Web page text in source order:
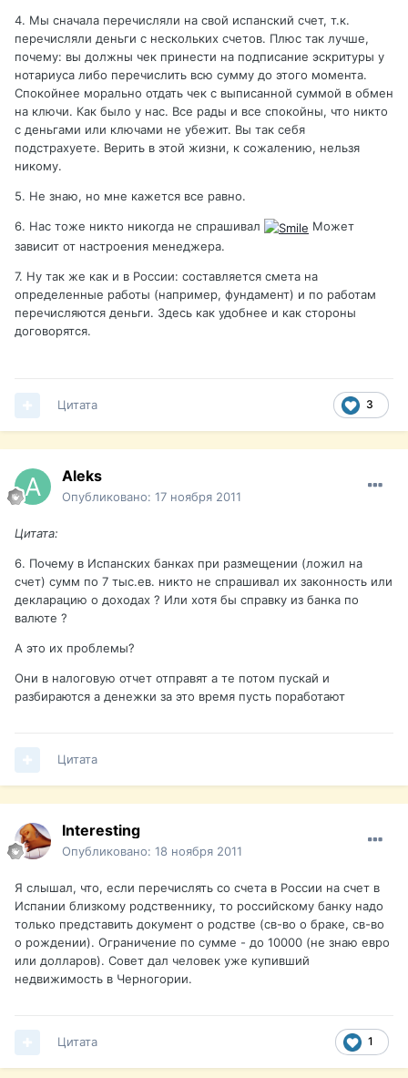
4. Мы сначала перечисляли на свой испанский счет, т.к.
перечисляли деньги с нескольких счетов. Плюс так лучше,
почему: вы должны чек принести на подписание эскритуры у
нотариуса либо перечислить всю сумму до этого момента.
Спокойнее морально отдать чек с выписанной суммой в обмен
на ключи. Как было у нас. Все рады и все спокойны, что никто
с деньгами или ключами не убежит. Вы так себя
подстрахуете. Верить в этой жизни, к сожалению, нельзя
никому.
5. Не знаю, но мне кажется все равно.
6. Нас тоже никто никогда не спрашивал
Может
зависит от настроения менеджера.
7. Ну так же как и в России: составляется смета на
определенные работы (например, фундамент) и по работам
перечисляются деньги. Здесь как удобнее и как стороны
договорятся.
3
Цитата
Aleks
Опубликовано: 17 ноября 2011
Цитата:
6. Почему в Испанских банках при размещении (ложил на
счет) сумм по 7 тыс.ев. никто не спрашивал их законность или
декларацию о доходах ? Или хотя бы справку из банка по
валюте ?
А это их проблемы?
Они в налоговую отчет отправят а те потом пускай и
разбираются а денежки за это время пусть поработают
Цитата
Interesting
Опубликовано: 18 ноября 2011
Я слышал, что, если перечислять со счета в России на счет в
Испании близкому родственнику, то российскому банку надо
только представить документ о родстве (св-во о браке, св-во
о рождении). Ограничение по сумме - до 10000 (не знаю евро
или долларов). Совет дал человек уже купивший
недвижимость в Черногории.
1
Цитата